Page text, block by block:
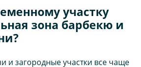
участку
зона барбекю и
и загородные участки все чаще